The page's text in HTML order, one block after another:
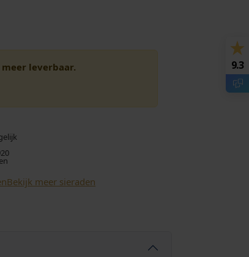
leverbaar.
Bekijk meer sieraden
9.3